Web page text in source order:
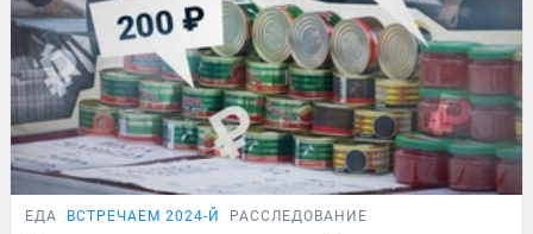
ЕДА ВСТРЕЧАЕМ 2024-Й РАССЛЕДОВАНИЕ